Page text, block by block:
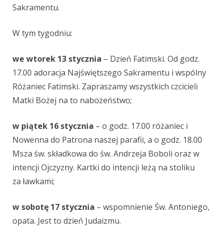
Sakramentu.
W tym tygodniu:
we wtorek 13 stycznia – Dzień Fatimski. Od godz.
17.00 adoracja Najświętszego Sakramentu i wspólny
Różaniec Fatimski. Zapraszamy wszystkich czcicieli
Matki Bożej na to nabożeństwo;
w piątek 16 stycznia – o godz. 17.00 różaniec i
Nowenna do Patrona naszej parafii, a o godz. 18.00
Msza św. składkowa do św. Andrzeja Boboli oraz w
intencji Ojczyzny. Kartki do intencji leżą na stoliku
za ławkami;
w sobotę 17 stycznia – wspomnienie Św. Antoniego,
opata. Jest to dzień Judaizmu.